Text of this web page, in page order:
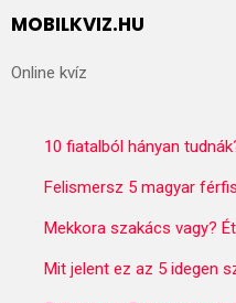
MOBILKVIZ.HU
Online kvíz
10 fiatalból hányan
Felismersz 5 magyar
Mekkora szakács vagy?
Mit jelent ez az 5 idegen